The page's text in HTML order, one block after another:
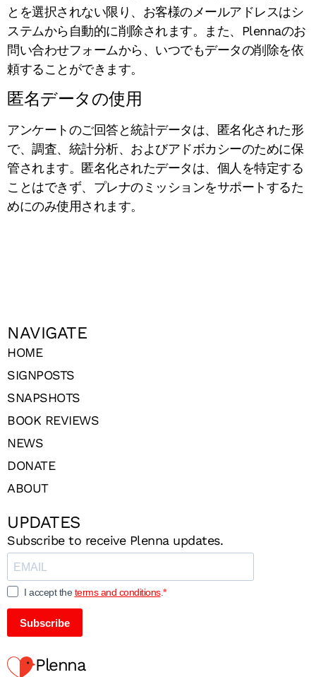
とを選択されない限り、お客様のメールアドレスはシ
ステムから自動的に削除されます。また、Plennaのお
問い合わせフォームから、いつでもデータの削除を依
頼することができます。
匿名データの使用
アンケートのご回答と統計データは、匿名化された形
で、調査、統計分析、およびアドボカシーのために保
管されます。匿名化されたデータは、個人を特定する
ことはできず、プレナのミッションをサポートするた
めにのみ使用されます。
NAVIGATE
HOME
SIGNPOSTS
SNAPSHOTS
BOOK REVIEWS
NEWS
DONATE
ABOUT
UPDATES
Subscribe to receive Plenna updates.
I accept theterms and conditions.
Subscribe
Plenna